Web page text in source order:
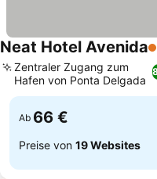
Neat Hotel Avenida
Zentraler Zugang zum
Hafen von Ponta Delgada
Ab 66 €
Preise von 19 Websites